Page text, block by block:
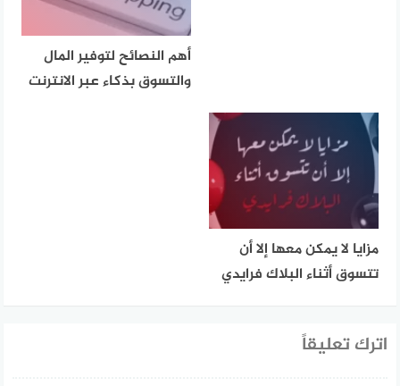
أهم النصائح لتوفير المال
والتسوق بذكاء عبر الانترنت
مزايا لا يمكن معها إلا أن
تتسوق أثناء البلاك فرايدي
اترك تعليقاً